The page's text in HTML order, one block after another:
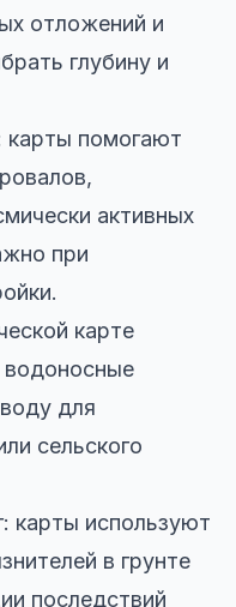
отложений и
глубину и
карты помогают
активных
при
карте
водоносные
для
сельского
карты используют
в грунте
последствий